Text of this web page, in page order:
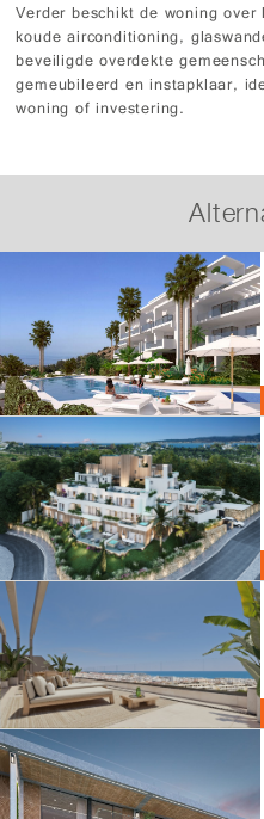
Verder beschikt de woning
koude airconditioning,
beveiligde overdekte
gemeubileerd en instapklaar,
woning of investering.